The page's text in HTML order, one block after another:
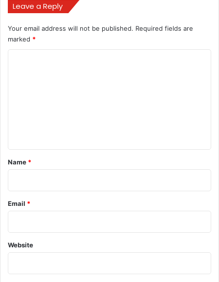
बुलंद छत्तीसगढ़
Leave a Reply
Your email address will not be published. Required fields are
marked *
*
Name *
Email *
Website